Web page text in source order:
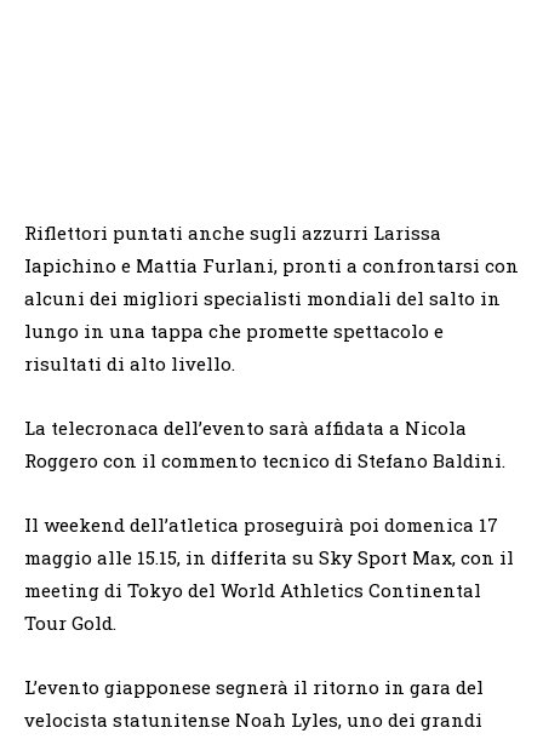
Riflettori puntati anche sugli azzurri Larissa
Iapichino e Mattia Furlani, pronti a confrontarsi con
alcuni dei migliori specialisti mondiali del salto in
lungo in una tappa che promette spettacolo e
risultati di alto livello.
La telecronaca dell’evento sarà affidata a Nicola
Roggero con il commento tecnico di Stefano Baldini.
Il weekend dell’atletica proseguirà poi domenica 17
maggio alle 15.15, in differita su Sky Sport Max, con il
meeting di Tokyo del World Athletics Continental
Tour Gold.
L’evento giapponese segnerà il ritorno in gara del
velocista statunitense Noah Lyles, uno dei grandi